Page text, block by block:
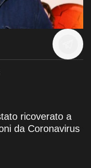
ricoverato a
da Coronavirus